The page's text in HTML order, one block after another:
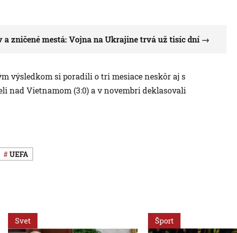
a zničené mestá: Vojna na Ukrajine trvá už tisíc dní
výsledkom si poradili o tri mesiace neskôr aj s
nad Vietnamom (3:0) a v novembri deklasovali
UEFA
Svet Šport